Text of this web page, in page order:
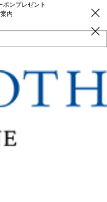
ポンプレゼント
内